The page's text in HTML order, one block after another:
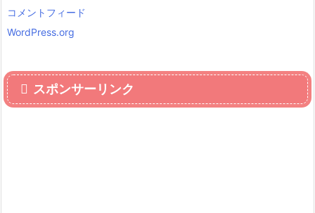
コメントフィード
WordPress.org
スポンサーリンク